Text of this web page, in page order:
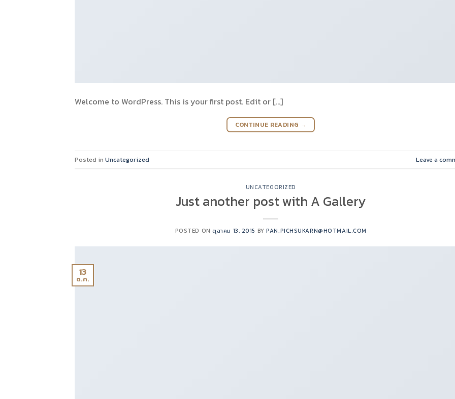
Welcome to WordPress. This is your first post. Edit or […]
CONTINUE READING →
Posted in Uncategorized Leave a
UNCATEGORIZED
Just another post with A Gallery
POSTED ONตุลาคม 13, 2015 BYPAN.PICHSUKARN@HOTMAIL.COM
13
ต.ค.